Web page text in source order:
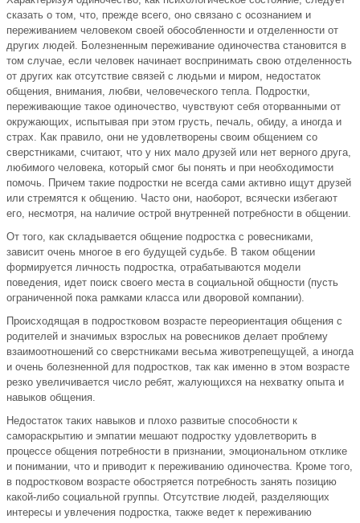
сказать о том, что, прежде всего, оно связано с осознанием и
переживанием человеком своей обособленности и отделенности от
других людей. Болезненным переживание одиночества становится в
том случае, если человек начинает воспринимать свою отделенность
от других как отсутствие связей с людьми и миром, недостаток
общения, внимания, любви, человеческого тепла. Подростки,
переживающие такое одиночество, чувствуют себя оторванными от
окружающих, испытывая при этом грусть, печаль, обиду, а иногда и
страх. Как правило, они не удовлетворены своим общением со
сверстниками, считают, что у них мало друзей или нет верного друга,
любимого человека, который смог бы понять и при необходимости
помочь. Причем такие подростки не всегда сами активно ищут друзей
или стремятся к общению. Часто они, наоборот, всячески избегают
его, несмотря, на наличие острой внутренней потребности в общении.
От того, как складывается общение подростка с ровесниками,
зависит очень многое в его будущей судьбе. В таком общении
формируется личность подростка, отрабатываются модели
поведения, идет поиск своего места в социальной общности (пусть
ограниченной пока рамками класса или дворовой компании).
Происходящая в подростковом возрасте переориентация общения с
родителей и значимых взрослых на ровесников делает проблему
взаимоотношений со сверстниками весьма животрепещущей, а иногда
и очень болезненной для подростков, так как именно в этом возрасте
резко увеличивается число ребят, жалующихся на нехватку опыта и
навыков общения.
Недостаток таких навыков и плохо развитые способности к
самораскрытию и эмпатии мешают подростку удовлетворить в
процессе общения потребности в признании, эмоциональном отклике
и понимании, что и приводит к переживанию одиночества. Кроме того,
в подростковом возрасте обостряется потребность занять позицию
какой-либо социальной группы. Отсутствие людей, разделяющих
интересы и увлечения подростка, также ведет к переживанию